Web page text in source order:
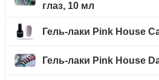
глаз, 10 мл
Гель-лаки Pink House
Гель-лаки Pink House